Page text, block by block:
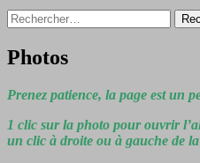
Rechercher :
Photos
Prenez patience, la page est un
1 clic sur la photo pour ouvrir
un clic à droite ou à gauche de